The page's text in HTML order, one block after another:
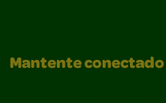
Mantente conectado